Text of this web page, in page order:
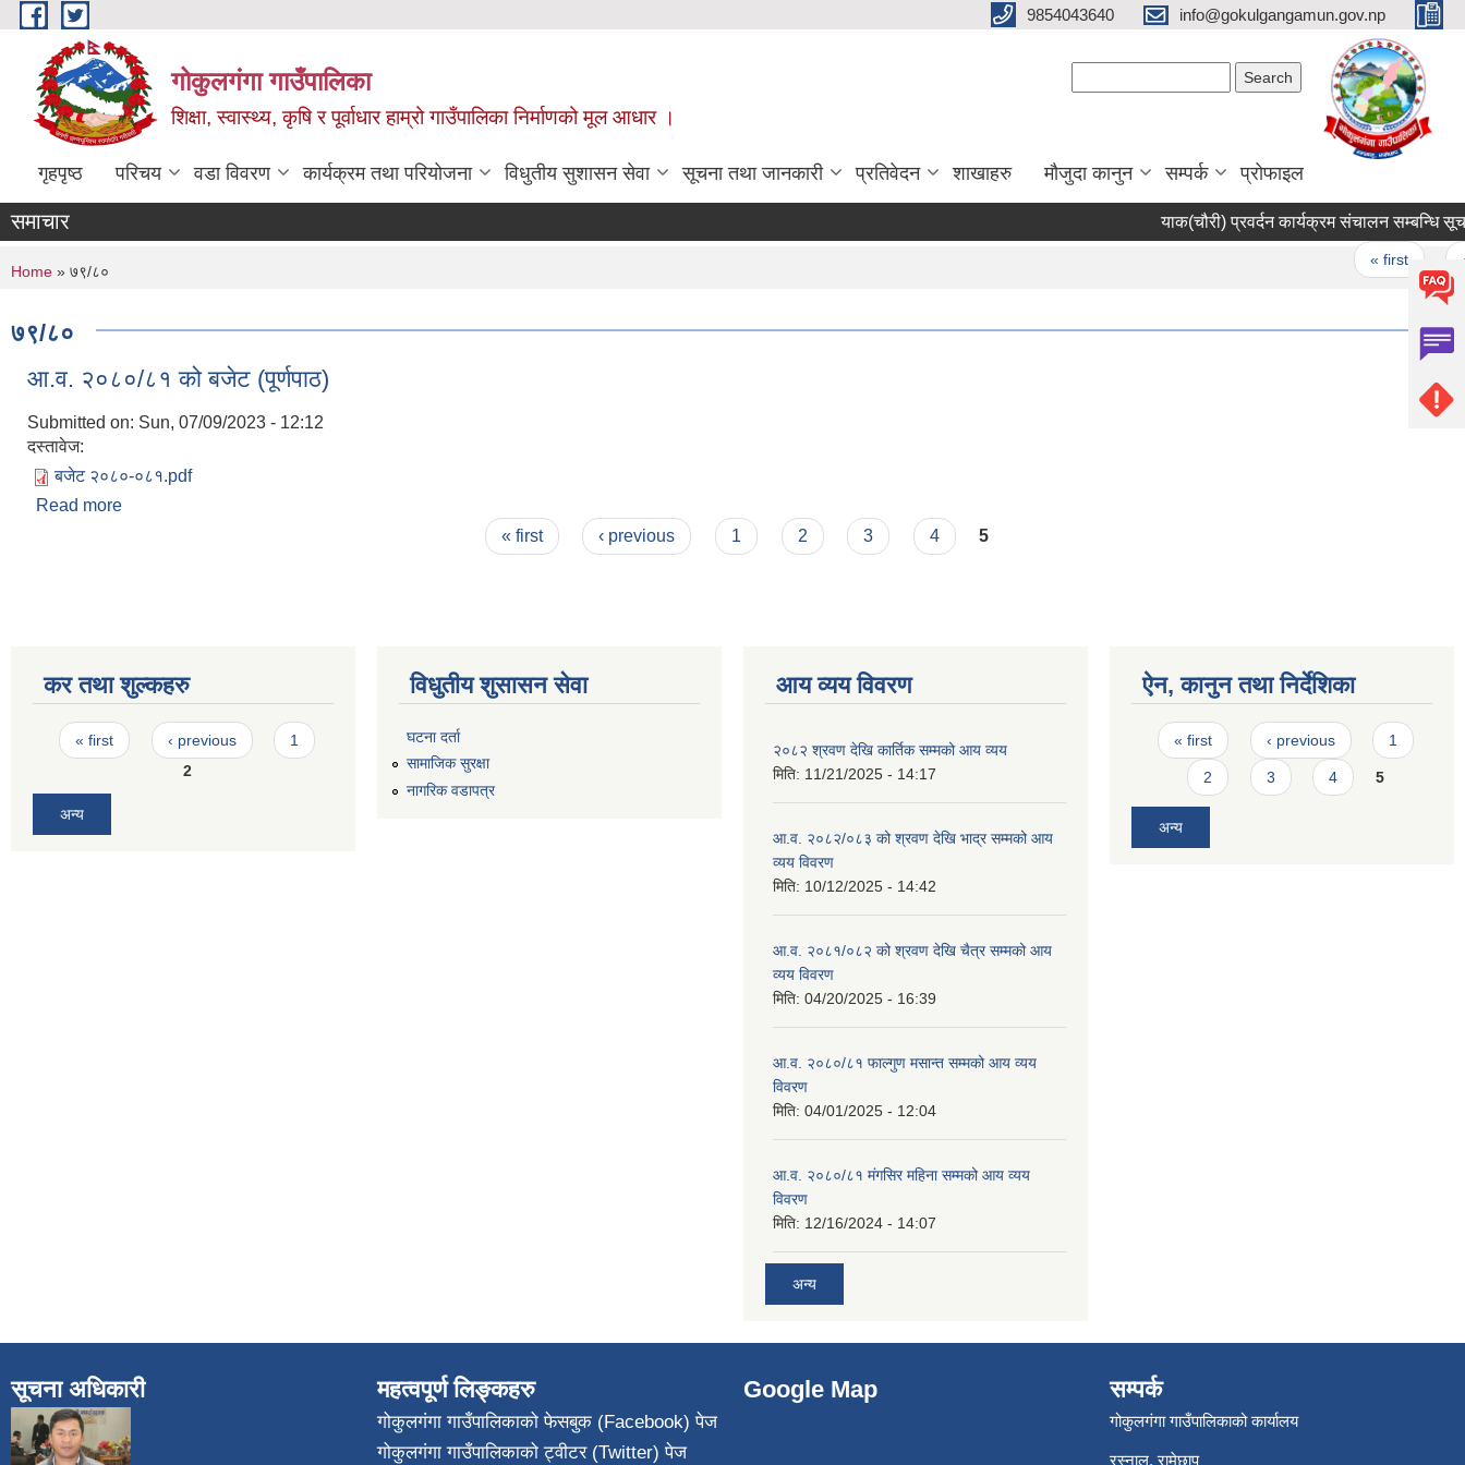
Skip to main content 9854043640 info@gokulgangamun.gov.np
गोकुलगंगा गाउँपालिका
शिक्षा, स्वास्थ्य, कृषि र पूर्वाधार हाम्रो गाउँपालिका निर्माणको मूल आधार ।
गृहपृष्ठ परिचय वडा विवरण कार्यक्रम तथा परियोजना विधुतीय सुशासन सेवा सूचना तथा जानकारी प्रतिवेदन शाखाहरु मौजुदा कानुन सम्पर्क प्रोफाइल
समाचार याक(चौरी) प्रवर्दन कार्यक्रम संचालन सम्बन्धि
« first
You are here
Home » ७९/८०
७९/८०
आ.व. २०८०/८१ को बजेट (पूर्णपाठ)
Submitted on: Sun, 07/09/2023 - 12:12
दस्तावेज:
बजेट २०८०-०८१.pdf
Read more
« first ‹ previous 1 2 3 4 5
कर तथा शुल्कहरु
Pages
« first ‹ previous
1
2
अन्य
विधुतीय शुसासन सेवा
घटना दर्ता
सामाजिक सुरक्षा
नागरिक वडापत्र
आय व्यय विवरण
२०८२ श्रवण देखि कार्तिक सम्मको आय व्यय
मिति: 11/21/2025 - 14:17
आ.व. २०८२/०८३ को श्रवण देखि भाद्र सम्मको आय
व्यय विवरण
मिति: 10/12/2025 - 14:42
आ.व. २०८१/०८२ को श्रवण देखि चैत्र सम्मको आय
व्यय विवरण
मिति: 04/20/2025 - 16:39
आ.व. २०८०/८१ फाल्गुण मसान्त सम्मको आय व्यय
विवरण
मिति: 04/01/2025 - 12:04
आ.व. २०८०/८१ मंगसिर महिना सम्मको आय व्यय
विवरण
मिति: 12/16/2024 - 14:07
अन्य
ऐन, कानुन तथा निर्देशिका
Pages
« first ‹ previous 1
2 3 4 5
अन्य
सूचना अधिकारी महत्वपूर्ण लिङ्कहरु
गोकुलगंगा गाउँपालिकाको फेसबुक (Facebook) पेज
गोकुलगंगा गाउँपालिकाको ट्वीटर (Twitter) पेज
Google Map सम्पर्क
गोकुलगंगा गाउँपालिकाको कार्यालय
रस्नालु, रामेछाप